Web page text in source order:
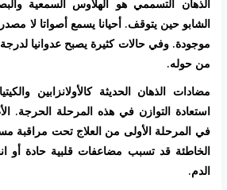
الذهان التسممي هو الهلاوس السمعية
الشابو حين يتوقف. أحيانا يسمع أصواتا لا مصدر
موجودة. وفي حالات كثيرة يصبح عدوانيا
من حوله.
مضادات الذهان الحديثة كالأولانزابين
استعادة التوازن في هذه المرحلة الحرجة.
في المرحلة الأولى من العلاج تحت مراقبة
الخاطئة قد تسبب مضاعفات قلبية حادة أو
الدم.